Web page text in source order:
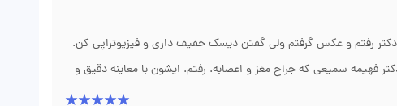
رفتم و عکس گرفتم ولی گفتن دیسک خفیف داری و فیزیوتراپی کن.
فهیمه سمیعی که جراح مغز و اعصابه. رفتم. ایشون با معاینه دقیق و
لامینکتومی رو انجام دادن و فشار از روی نخاع برداشته شد. الان دیگه